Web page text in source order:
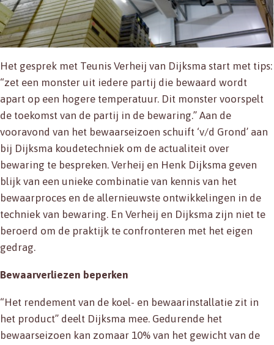
Het gesprek met Teunis Verheij van Dijksma start met tips:
“zet een monster uit iedere partij die bewaard wordt
apart op een hogere temperatuur. Dit monster voorspelt
de toekomst van de partij in de bewaring.” Aan de
vooravond van het bewaarseizoen schuift ‘v/d Grond’ aan
bij Dijksma koudetechniek om de actualiteit over
bewaring te bespreken. Verheij en Henk Dijksma geven
blijk van een unieke combinatie van kennis van het
bewaarproces en de allernieuwste ontwikkelingen in de
techniek van bewaring. En Verheij en Dijksma zijn niet te
beroerd om de praktijk te confronteren met het eigen
gedrag.
Bewaarverliezen beperken
“Het rendement van de koel- en bewaarinstallatie zit in
het product” deelt Dijksma mee. Gedurende het
bewaarseizoen kan zomaar 10% van het gewicht van de